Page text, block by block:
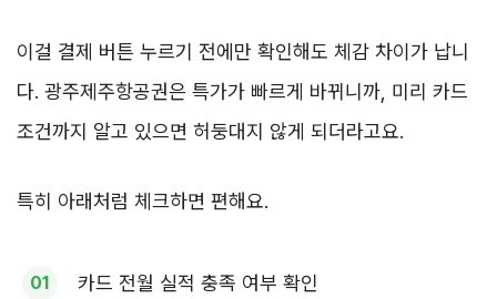
이걸 결제 버튼 누르기 전에만 확인해도 체감 차이가 납니
다. 광주제주항공권은 특가가 빠르게 바뀌니까, 미리 카드
조건까지 알고 있으면 허둥대지 않게 되더라고요.
특히 아래처럼 체크하면 편해요.
카드 전월 실적 충족 여부 확인